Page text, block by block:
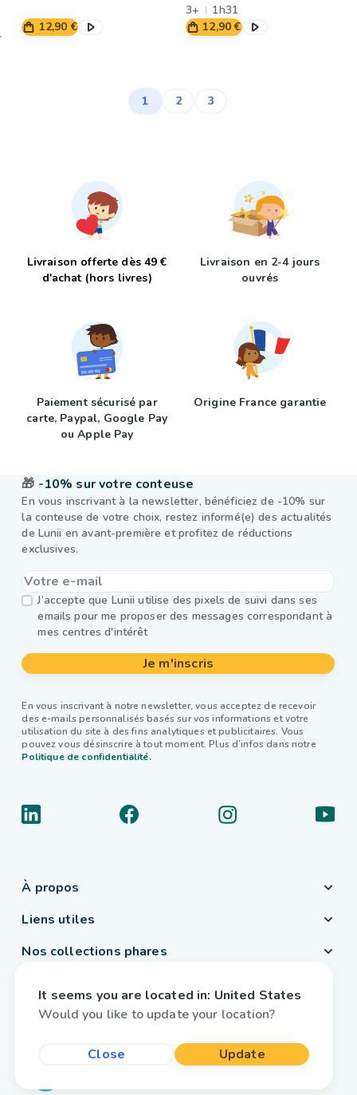
12,90 €
3+
1h31
12,90 €
1 2 3
Livraison offerte dès 49 €
d'achat (hors livres)
Livraison en 2-4 jours
ouvrés
Paiement sécurisé par
carte, Paypal, Google Pay
ou Apple Pay
Origine France garantie
🎁 -10% sur votre conteuse
En vous inscrivant à la newsletter, bénéficiez de -10% sur
la conteuse de votre choix, restez informé(e) des actualités
de Lunii en avant-première et profitez de réductions
exclusives.
J’accepte que Lunii utilise des pixels de suivi dans ses
emails pour me proposer des messages correspondant à
mes centres d'intérêt
Je m'inscris
En vous inscrivant à notre newsletter, vous acceptez de recevoir
des e-mails personnalisés basés sur vos informations et votre
utilisation du site à des fins analytiques et publicitaires. Vous
pouvez vous désinscrire à tout moment. Plus d’infos dans notre
Politique de confidentialité.
À propos
Liens utiles
Nos collections phares
Belgique Français
It seems you are located in: United States
Would you like to update your location?
Close Update